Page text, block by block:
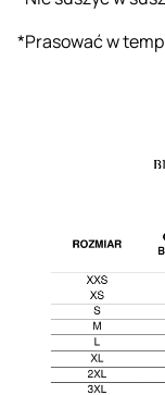
*Prasować w temp